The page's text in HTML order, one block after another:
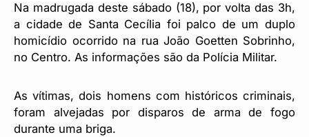
Na madrugada deste sábado (18), por volta das 3h,
a cidade de Santa Cecília foi palco de um duplo
homicídio ocorrido na rua João Goetten Sobrinho,
no Centro. As informações são da Polícia Militar.
As vítimas, dois homens com históricos criminais,
foram alvejadas por disparos de arma de fogo
durante uma briga.